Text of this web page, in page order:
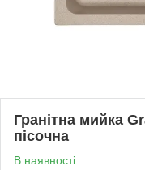
Гранітна мийка
пісочна
В наявності